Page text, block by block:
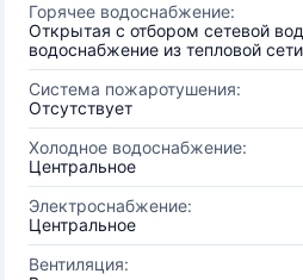
Горячее водоснабжение:
Открытая с отбором сетевой
водоснабжение из тепловой сети
Система пожаротушения:
Отсутствует
Холодное водоснабжение:
Центральное
Электроснабжение:
Центральное
Вентиляция: